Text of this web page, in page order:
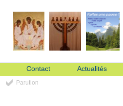
Contact Actualités
Parution